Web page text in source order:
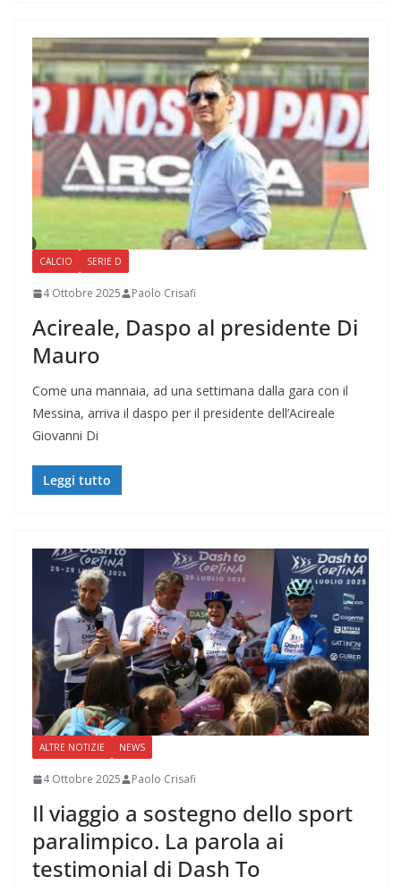
CALCIO SERIE D
4 Ottobre 2025 Paolo Crisafi
Acireale, Daspo al presidente Di
Mauro
Come una mannaia, ad una settimana dalla gara con il
Messina, arriva il daspo per il presidente dell’Acireale
Giovanni Di
Leggi tutto
ALTRE NOTIZIE NEWS
4 Ottobre 2025 Paolo Crisafi
Il viaggio a sostegno dello sport
paralimpico. La parola ai
testimonial di Dash To